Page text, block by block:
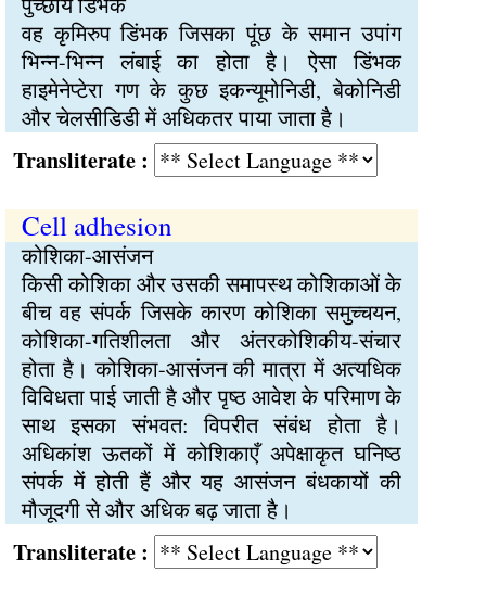
वह कृमिरुप डिंभक जिसका पूंछ के समान उपांग
भिन्न-भिन्न लंबाई का होता है। ऐसा डिंभक
हाइमेनेप्टेरा गण के कुछ इकन्यूमोनिडी, बेकोनिडी
और चेलसीडिडी में अधिकतर पाया जाता है।
:
Cell adhesion
कोशिका-आसंजन
किसी कोशिका और उसकी समापस्थ कोशिकाओं के
बीच वह संपर्क जिसके कारण कोशिका समुच्चयन,
कोशिका-गतिशीलता और अंतरकोशिकीय-संचार
होता है। कोशिका-आसंजन की मात्रा में अत्यधिक
विविधता पाई जाती है और पृष्ठ आवेश के परिमाण के
साथ इसका संभवत: विपरीत संबंध होता है।
अधिकांश ऊतकों में कोशिकाएँ अपेक्षाकृत घनिष्ठ
संपर्क में होती हैं और यह आसंजन बंधकायों की
मौजूदगी से और अधिक बढ़ जाता है।
: